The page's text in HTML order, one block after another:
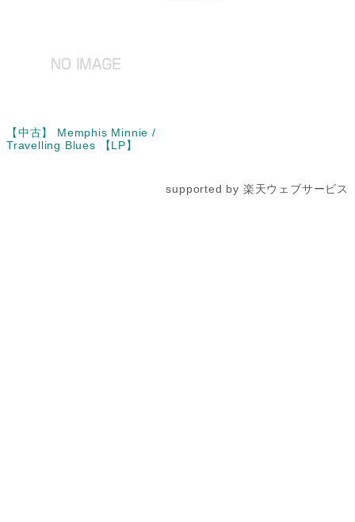
【中古】 Memphis Minnie /
Travelling Blues 【LP】
supported by 楽天ウェブサービス